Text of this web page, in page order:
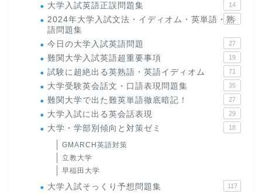
大学入試英語正誤問題集 14
2024年大学入試文法・イディオム・英単語・熟
語問題集
15
今日の大学入試英語問題 27
難関大学入試英語超重要事項 19
試験に超絶出る英熟語・英語イディオム 71
大学受験英会話文・口語表現問題集 35
難関大学で出た難英単語徹底暗記！ 27
大学入試に出る英会話表現 29
大学・学部別傾向と対策ゼミ 18
GMARCH英語対策
立教大学
早稲田大学
大学入試そっくり予想問題集 117